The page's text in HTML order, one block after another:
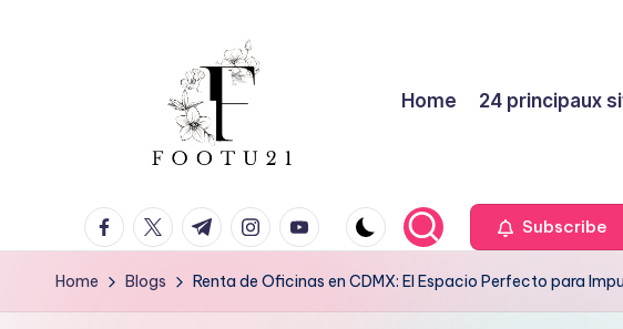
o
o
Home 24 principaux
facebook.com
twitter.com
t.me instagram.com
youtube.com Subscribe
Home Blogs Renta de Oficinas en CDMX: El Espacio Perfecto para